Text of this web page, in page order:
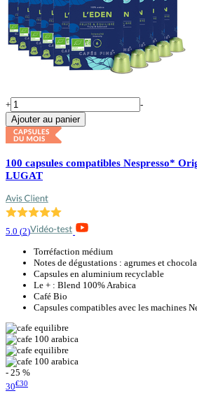
+
-
Ajouter au panier
100 capsules compatibles Nespresso*
LUGAT
5.0 (2)
Torréfaction médium
Notes de dégustations : agrumes et
Capsules en aluminium recyclable
Le + : Blend 100% Arabica
Café Bio
Capsules compatibles avec les machines
- 25 %
30€30